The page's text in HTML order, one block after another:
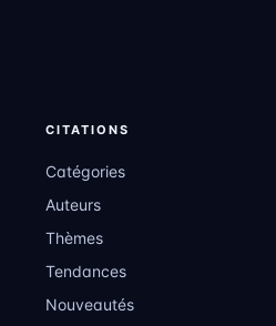
CITATIONS
Catégories
Auteurs
Thèmes
Tendances
Nouveautés